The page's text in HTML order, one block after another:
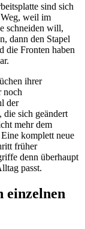
sind sich
Weg, weil im
schneiden will,
dann den Stapel
die Fronten haben
ihrer
noch
der
sich geändert
mehr dem
komplett neue
früher
denn überhaupt
passt.
einzelnen